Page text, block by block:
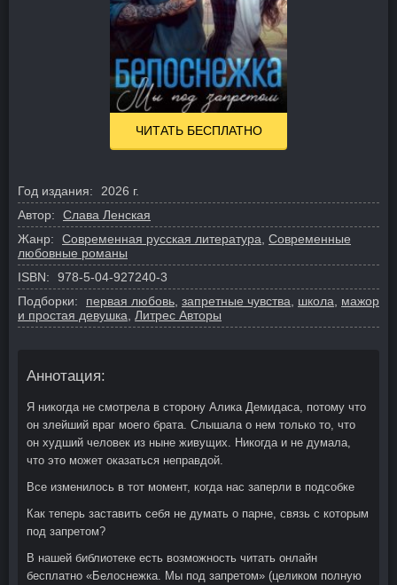
ЧИТАТЬ БЕСПЛАТНО
Год издания:
2026 г.
Автор:
Слава Ленская
Жанр:
Современная русская литература Современные
любовные романы
ISBN:
978-5-04-927240-3
Подборки:
первая любовь запретные чувства школа
мажор
и простая девушка
Литрес Авторы
Аннотация:
Я никогда не смотрела в сторону Алика Демидаса, потому что
он злейший враг моего брата. Слышала о нем только то, что
он худший человек из ныне живущих. Никогда и не думала,
что это может оказаться неправдой.
Все изменилось в тот момент, когда нас заперли в подсобке
Как теперь заставить себя не думать о парне, связь с которым
под запретом?
В нашей библиотеке есть возможность читать онлайн
бесплатно «Белоснежка. Мы под запретом» (целиком полную